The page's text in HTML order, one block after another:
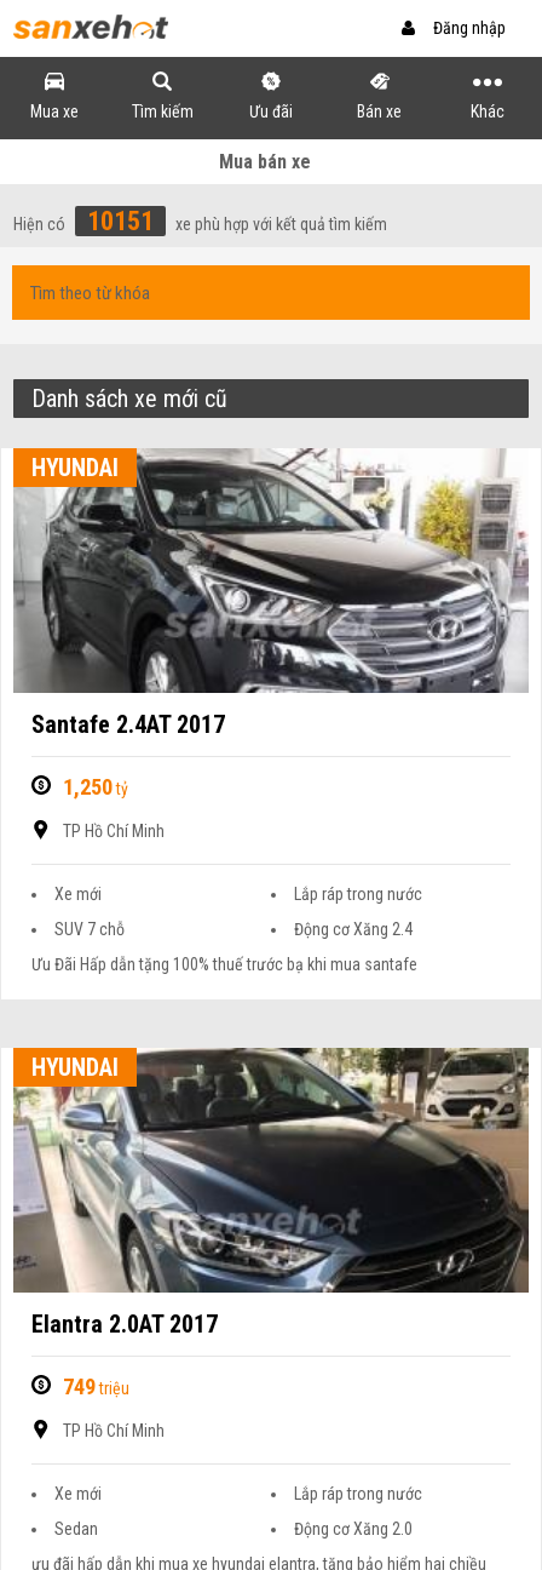
Đăng nhập
Mua xe Tìm kiếm Ưu đãi Bán xe Khác
Mua bán xe
Hiện có 10151 xe phù hợp với kết quả tìm kiếm
Danh sách xe mới cũ
HYUNDAI
Santafe 2.4AT 2017
1,250tỷ
TP Hồ Chí Minh
Xe mới
Lắp ráp trong nước
SUV 7 chỗ
Động cơ Xăng 2.4
Ưu Đãi Hấp dẫn tặng 100% thuế trước bạ khi mua santafe
HYUNDAI
Elantra 2.0AT 2017
749triệu
TP Hồ Chí Minh
Xe mới
Lắp ráp trong nước
Sedan
Động cơ Xăng 2.0
ưu đãi hấp dẫn khi mua xe hyundai elantra, tặng bảo hiểm hai chiều